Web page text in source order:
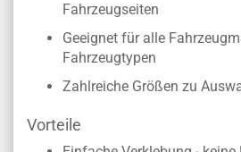
Fahrzeugseiten
Geeignet für alle
Fahrzeugtypen
Zahlreiche Größen zu
Vorteile